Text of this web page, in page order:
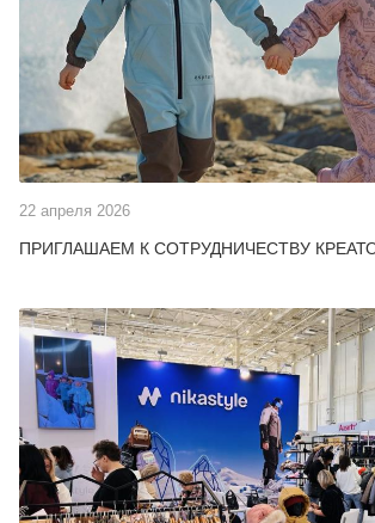
22 апреля 2026
ПРИГЛАШАЕМ К СОТРУДНИЧЕСТВУ